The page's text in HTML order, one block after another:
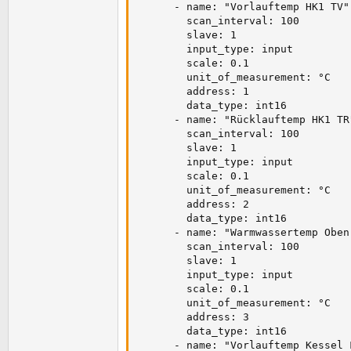
      - name: "Vorlauftemp HK1 TV"
        scan_interval: 100
        slave: 1
        input_type: input
        scale: 0.1
        unit_of_measurement: °C
        address: 1
        data_type: int16
- name: "Rücklauftemp HK1
        scan_interval: 100
        slave: 1
        input_type: input
        scale: 0.1
        unit_of_measurement: °C
        address: 2
        data_type: int16
- name: "Warmwassertemp Oben
        scan_interval: 100
        slave: 1
        input_type: input
        scale: 0.1
        unit_of_measurement: °C
        address: 3
        data_type: int16
- name: "Vorlauftemp Kessel